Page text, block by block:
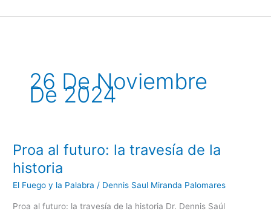
al
26 De Noviembre
De 2024
Proa al futuro: la travesía de la
historia
El Fuego y la Palabra / Dennis Saul Miranda Palomares
Proa al futuro: la travesía de la historia Dr. Dennis Saúl
Proa
al
futuro:
la